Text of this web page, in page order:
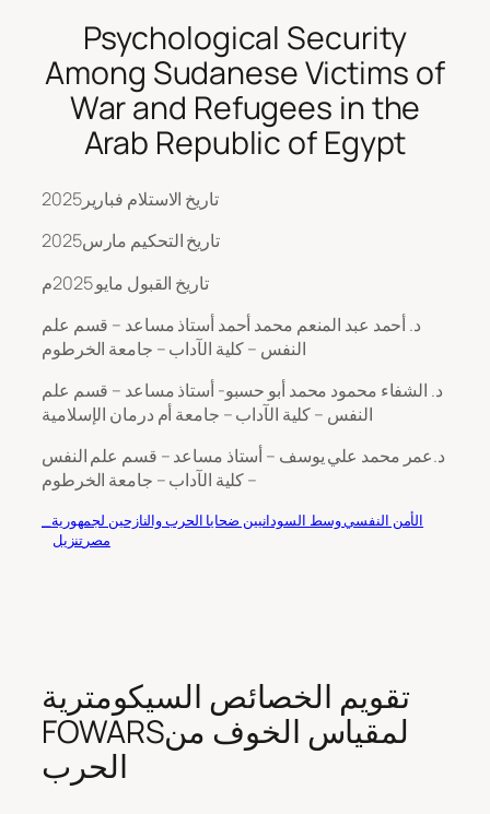
Psychological Security
Among Sudanese Victims of
War and Refugees in the
Arab Republic of Egypt
تاريخ الاستلام فبارير2025
تاريخ التحكيم مارس2025
تاريخ القبول مايو 2025م
د. أحمد عبد المنعم محمد أحمد أستاذ مساعد – قسم علم
النفس – كلية الآداب – جامعة الخرطوم
د. الشفاء محمود محمد أبو حسبو- أستاذ مساعد – قسم علم
النفس – كلية الآداب – جامعة أم درمان الإسلامية
د.عمر محمد علي يوسف – أستاذ مساعد – قسم علم النفس
– كلية الآداب – جامعة الخرطوم
مصر تنزيل
تقويم الخصائص السيكومترية
FOWARSلمقياس الخوف من
الحرب